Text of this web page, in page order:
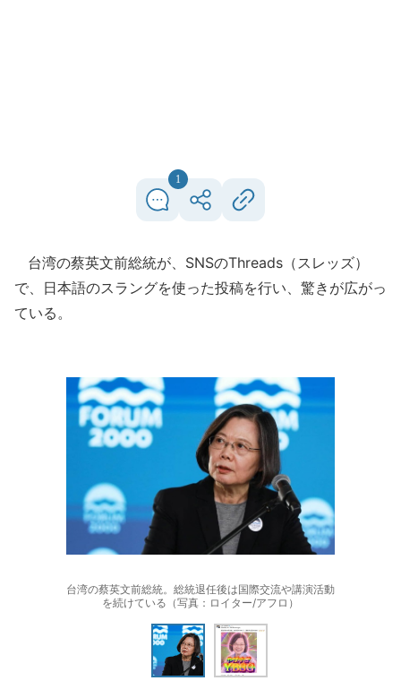
1
台湾の蔡英文前総統が、SNSのThreads（スレッズ）
で、日本語のスラングを使った投稿を行い、驚きが広がっ
ている。
台湾の蔡英文前総統。総統退任後は国際交流や講演活動
を続けている（写真：ロイター/アフロ）